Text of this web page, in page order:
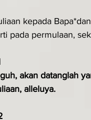
kepada
pada permulaan,
akan datanglah
alleluya.